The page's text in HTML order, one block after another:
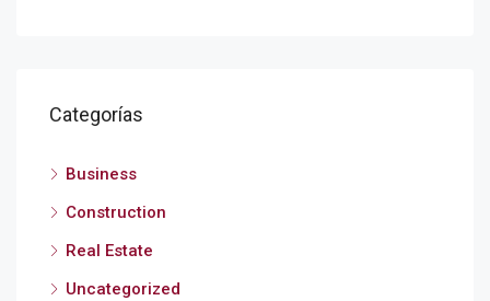
Categorías
Business
Construction
Real Estate
Uncategorized